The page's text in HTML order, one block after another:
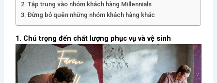
2. Tập trung vào nhóm khách hàng Millennials
3. Đừng bỏ quên những nhóm khách hàng khác
1. Chú trọng đến chất lượng phục vụ và vệ sinh